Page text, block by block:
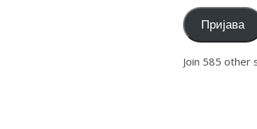
Пријава
Join 585 other